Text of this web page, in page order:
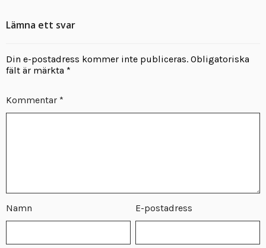
Lämna ett svar
Din e-postadress kommer inte publiceras. Obligatoriska
fält är märkta *
Kommentar *
Namn E-postadress